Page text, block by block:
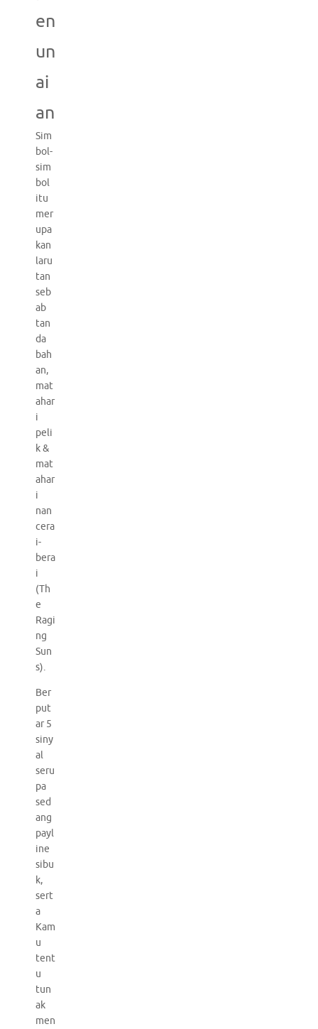
en
un
ai
an
Sim
bol-
sim
bol
itu
mer
upa
kan
laru
tan
seb
ab
tan
da
bah
an,
mat
ahar
i
peli
k &
mat
ahar
i
nan
cera
i-
bera
i
(Th
e
Ragi
ng
Sun
s).
Ber
put
ar 5
siny
al
seru
pa
sed
ang
payl
ine
sibu
k,
sert
a
Kam
u
tent
u
tun
ak
men